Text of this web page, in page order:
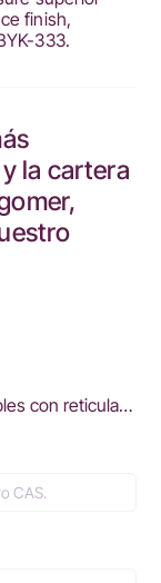
finish,
333.
la cartera
Compuestos de EVA ceramizables con reticulación 3D